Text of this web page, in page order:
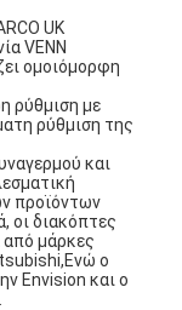
UK
VENN
ομοιόμορφη
ρύθμιση με
ρύθμιση της
και
προϊόντων
οι διακόπτες
από μάρκες
ο
Envision και ο